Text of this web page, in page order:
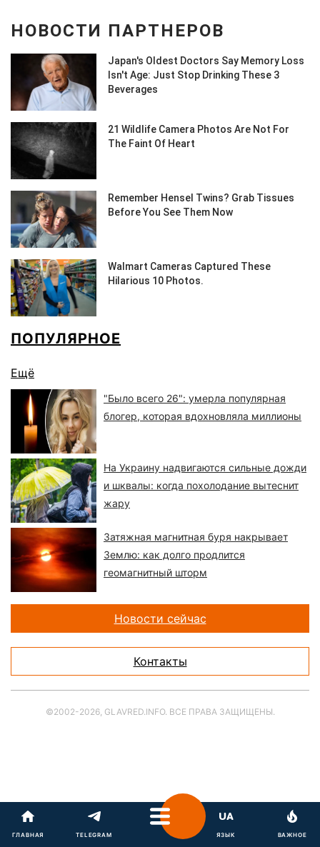
ГЛАВНАЯ TELEGRAM ЯЗЫК ВАЖНОЕ
ПОПУЛЯРНОЕ
Ещё
"Было всего 26": умерла популярная
блогер, которая вдохновляла миллионы
На Украину надвигаются сильные дожди
и шквалы: когда похолодание вытеснит
жару
Затяжная магнитная буря накрывает
Землю: как долго продлится
геомагнитный шторм
Новости сейчас
Контакты
©2002-2026, GLAVRED.INFO. ВСЕ ПРАВА ЗАЩИЩЕНЫ.